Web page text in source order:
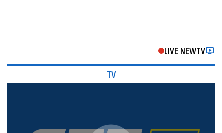
LIVE NEWTV
TV